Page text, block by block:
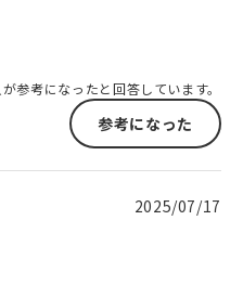
参考になったと回答しています。
参考になった
2025/07/17